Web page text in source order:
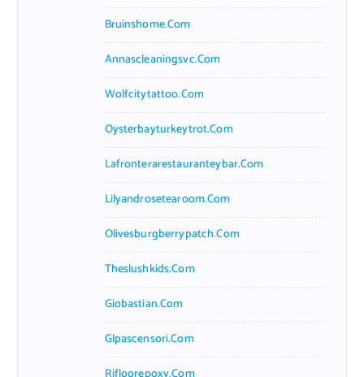
Bruinshome.com
Annascleaningsvc.com
Wolfcitytattoo.com
Oysterbayturkeytrot.com
Lafronterarestauranteybar.com
Lilyandrosetearoom.com
Olivesburgberrypatch.com
Theslushkids.com
Giobastian.com
Glpascensori.com